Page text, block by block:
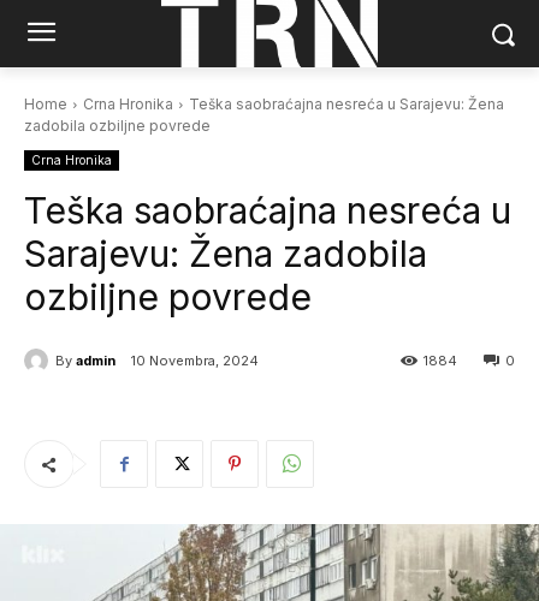
Home Crna Hronika
Teška saobraćajna nesreća u Sarajevu: Žena
zadobila ozbiljne povrede
Crna Hronika
Teška saobraćajna nesreća u
Sarajevu: Žena zadobila
ozbiljne povrede
By admin 10 Novembra, 2024 0
1884